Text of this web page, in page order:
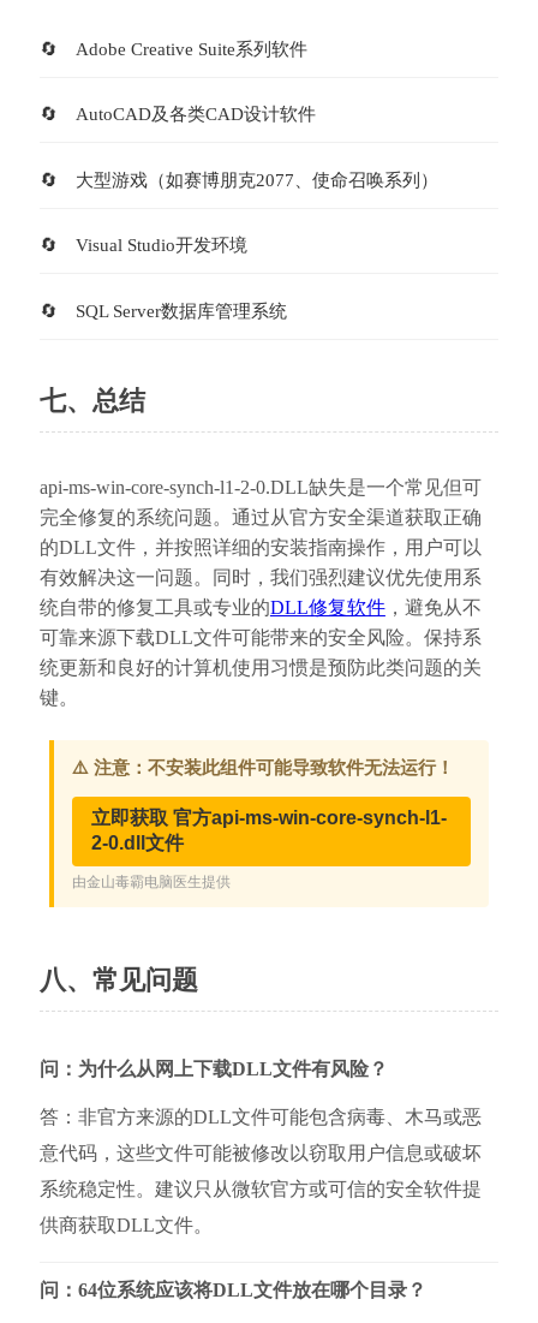
Adobe Creative Suite系列软件
AutoCAD及各类CAD设计软件
大型游戏（如赛博朋克2077、使命召唤系列）
Visual Studio开发环境
SQL Server数据库管理系统
七、总结
api-ms-win-core-synch-l1-2-0.DLL缺失是一个常见但可
完全修复的系统问题。通过从官方安全渠道获取正确
的DLL文件，并按照详细的安装指南操作，用户可以
有效解决这一问题。同时，我们强烈建议优先使用系
统自带的修复工具或专业的DLL修复软件，避免从不
可靠来源下载DLL文件可能带来的安全风险。保持系
统更新和良好的计算机使用习惯是预防此类问题的关
键。
八、常见问题
问：为什么从网上下载DLL文件有风险？
答：非官方来源的DLL文件可能包含病毒、木马或恶
意代码，这些文件可能被修改以窃取用户信息或破坏
系统稳定性。建议只从微软官方或可信的安全软件提
供商获取DLL文件。
问：64位系统应该将DLL文件放在哪个目录？